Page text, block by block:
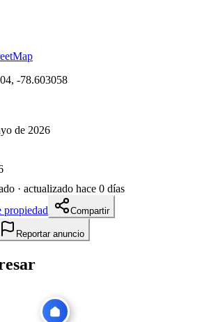
, -78.603058
de 2026
· actualizado hace 0 días
propiedad
Compartir
Reportar anuncio